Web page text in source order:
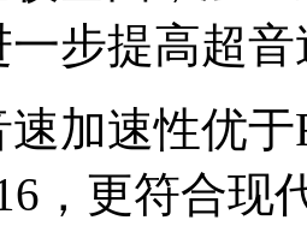
一步提高超
速加速性优
，更符合现